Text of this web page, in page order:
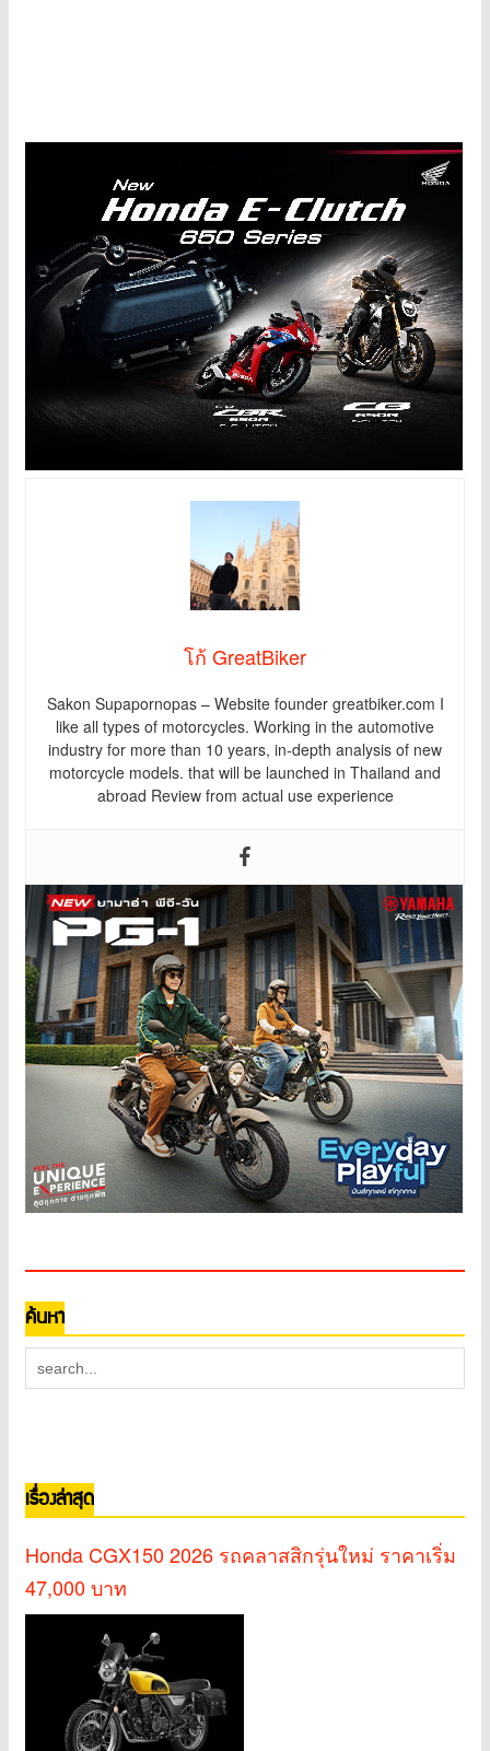
โก้ GreatBiker
Sakon Supapornopas – Website founder greatbiker.com I
like all types of motorcycles. Working in the automotive
industry for more than 10 years, in-depth analysis of new
motorcycle models. that will be launched in Thailand and
abroad Review from actual use experience
ค้นหา
เรื่องล่าสุด
Honda CGX150 2026 รถคลาสสิกรุ่นใหม่ ราคาเริ่ม
47,000 บาท